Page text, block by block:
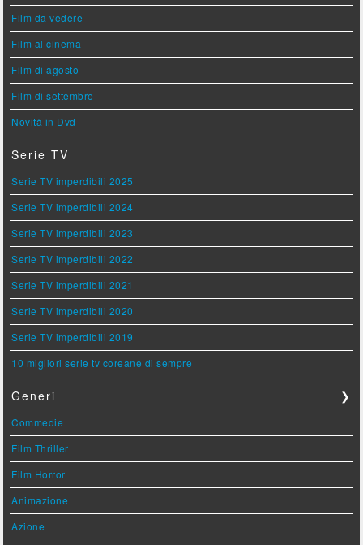
Film da vedere
Film al cinema
Film di agosto
Film di settembre
Novità in Dvd
Serie TV
Serie TV imperdibili 2025
Serie TV imperdibili 2024
Serie TV imperdibili 2023
Serie TV imperdibili 2022
Serie TV imperdibili 2021
Serie TV imperdibili 2020
Serie TV imperdibili 2019
10 migliori serie tv coreane di sempre
Generi ❯
Commedie
Film Thriller
Film Horror
Animazione
Azione